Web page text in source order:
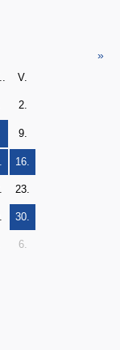
»
V.
2.
9.
16.
23.
30.
6.